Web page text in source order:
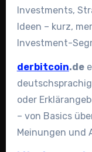
Investments,
Ideen – kurz,
Investment-
derbitcoin.de
oder
– von Basics
Meinungen und